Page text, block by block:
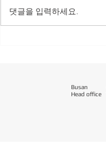
댓글을 입력하세요.
Busan
Head office